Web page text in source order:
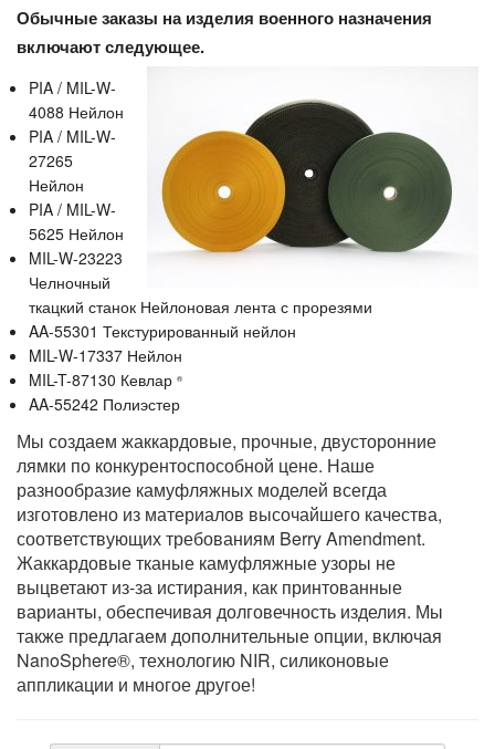
Обычные заказы на изделия военного назначения
включают следующее.
PIA / MIL-W-
4088 Нейлон
PIA / MIL-W-
27265
Нейлон
PIA / MIL-W-
5625 Нейлон
MIL-W-23223
Челночный
ткацкий станок Нейлоновая лента с прорезями
AA-55301 Текстурированный нейлон
MIL-W-17337 Нейлон
MIL-T-87130 Кевлар ®
AA-55242 Полиэстер
Мы создаем жаккардовые, прочные, двусторонние
лямки по конкурентоспособной цене. Наше
разнообразие камуфляжных моделей всегда
изготовлено из материалов высочайшего качества,
соответствующих требованиям Berry Amendment.
Жаккардовые тканые камуфляжные узоры не
выцветают из-за истирания, как принтованные
варианты, обеспечивая долговечность изделия. Мы
также предлагаем дополнительные опции, включая
NanoSphere®, технологию NIR, силиконовые
аппликации и многое другое!